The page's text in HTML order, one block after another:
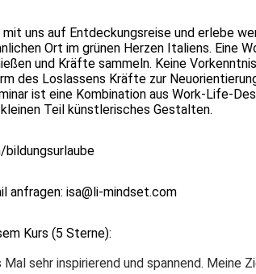
mit uns auf Entdeckungsreise und erlebe
Ort im grünen Herzen Italiens. Eine
und Kräfte sammeln. Keine
des Loslassens Kräfte zur
ist eine Kombination aus Work-Life-
Teil künstlerisches Gestalten.
anfragen: isa@li-mindset.com
Kurs (5 Sterne):
sehr inspirierend und spannend. Meine